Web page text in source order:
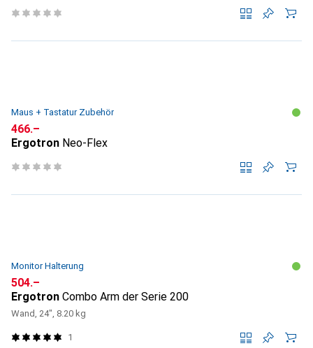
Maus + Tastatur Zubehör
CHF
466.–
Ergotron Neo-Flex
Monitor Halterung
CHF
504.–
Ergotron Combo Arm der Serie 200
Wand, 24", 8.20 kg
1